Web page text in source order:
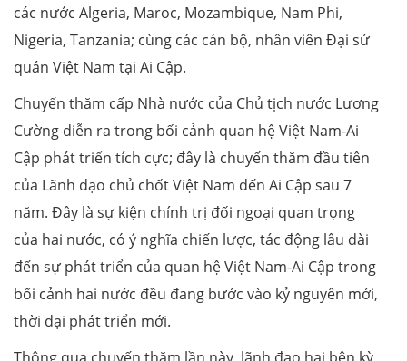
các nước Algeria, Maroc, Mozambique, Nam Phi,
Nigeria, Tanzania; cùng các cán bộ, nhân viên Đại sứ
quán Việt Nam tại Ai Cập.
Chuyến thăm cấp Nhà nước của Chủ tịch nước Lương
Cường diễn ra trong bối cảnh quan hệ Việt Nam-Ai
Cập phát triển tích cực; đây là chuyến thăm đầu tiên
của Lãnh đạo chủ chốt Việt Nam đến Ai Cập sau 7
năm. Đây là sự kiện chính trị đối ngoại quan trọng
của hai nước, có ý nghĩa chiến lược, tác động lâu dài
đến sự phát triển của quan hệ Việt Nam-Ai Cập trong
bối cảnh hai nước đều đang bước vào kỷ nguyên mới,
thời đại phát triển mới.